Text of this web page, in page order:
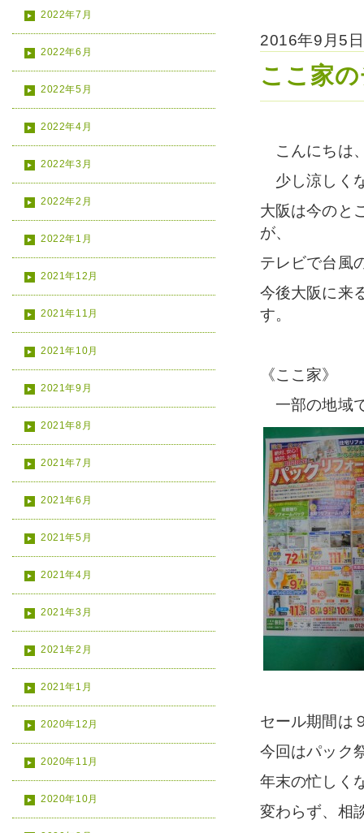
2022年7月
2022年6月
2022年5月
2022年4月
2022年3月
2022年2月
2022年1月
2021年12月
2021年11月
2021年10月
2021年9月
2021年8月
2021年7月
2021年6月
2021年5月
2021年4月
2021年3月
2021年2月
2021年1月
2020年12月
2020年11月
2020年10月
2016年9月5
ここ家
こんにちは
少し涼しく
大阪は今のと
が、
テレビで台風
今後大阪に来
す。
《ここ家》
一部の地域
セール期間は
今回はパック
年末の忙しく
変わらず、相